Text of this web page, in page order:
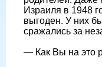
Израиля в 1948
выгоден. У них
сражались за
— Как Вы на это